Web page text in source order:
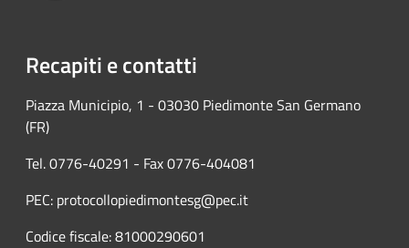
Recapiti e contatti
Piazza Municipio, 1 - 03030 Piedimonte San Germano
(FR)
Tel. 0776-40291 - Fax 0776-404081
PEC: protocollopiedimontesg@pec.it
Codice fiscale: 81000290601